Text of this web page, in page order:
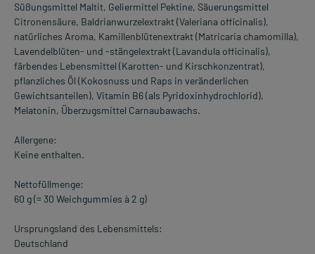
Süßungsmittel Maltit, Geliermittel Pektine, Säuerungsmittel
Citronensäure, Baldrianwurzelextrakt (Valeriana officinalis),
natürliches Aroma, Kamillenblütenextrakt (Matricaria chamomilla),
Lavendelblüten- und -stängelextrakt (Lavandula officinalis),
färbendes Lebensmittel (Karotten- und Kirschkonzentrat),
pflanzliches Öl (Kokosnuss und Raps in veränderlichen
Gewichtsanteilen), Vitamin B6 (als Pyridoxinhydrochlorid),
Melatonin, Überzugsmittel Carnaubawachs.
Allergene:
Keine enthalten.
Nettofüllmenge:
60 g (= 30 Weichgummies à 2 g)
Ursprungsland des Lebensmittels:
Deutschland